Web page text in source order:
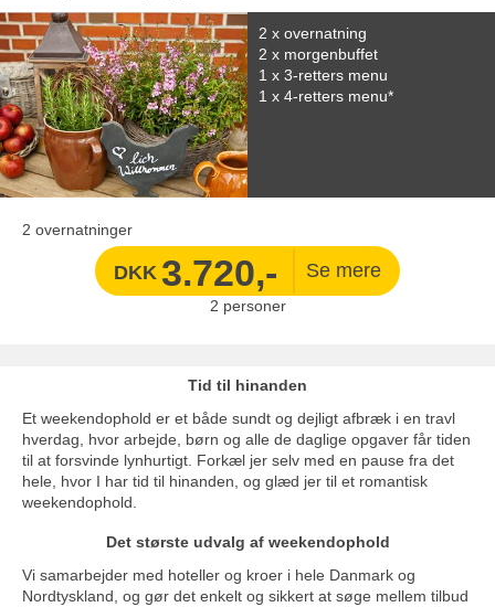
2 x overnatning
2 x morgenbuffet
1 x 3-retters menu
1 x 4-retters menu*
2 overnatninger
DKK 3.720,-
2 personer
Tid til hinanden
Et weekendophold er et både sundt og dejligt afbræk i en travl
hverdag, hvor arbejde, børn og alle de daglige opgaver får tiden
til at forsvinde lynhurtigt. Forkæl jer selv med en pause fra det
hele, hvor I har tid til hinanden, og glæd jer til et romantisk
weekendophold.
Det største udvalg af weekendophold
Vi samarbejder med hoteller og kroer i hele Danmark og
Nordtyskland, og gør det enkelt og sikkert at søge mellem tilbud